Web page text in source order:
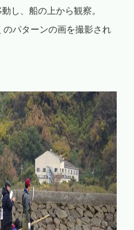
し、船の上から観察。
パターンの画を撮影され